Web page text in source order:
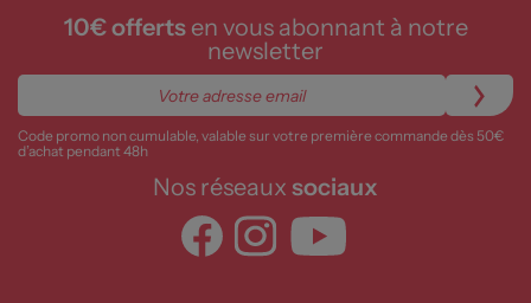
10€ offertsen vous abonnant à notre
newsletter
Code promo non cumulable, valable sur votre première commande dès 50€
d’achat pendant 48h
Nos réseaux sociaux